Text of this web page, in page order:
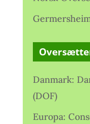
Danmark:
(DOF)
Europa: